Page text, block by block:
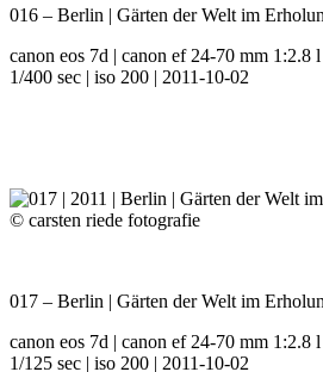
016 – Berlin | Gärten der Welt im
canon eos 7d | canon ef 24-70 mm 1:2.8
1/400 sec | iso 200 | 2011-10-02
017 – Berlin | Gärten der Welt im
canon eos 7d | canon ef 24-70 mm 1:2.8
1/125 sec | iso 200 | 2011-10-02